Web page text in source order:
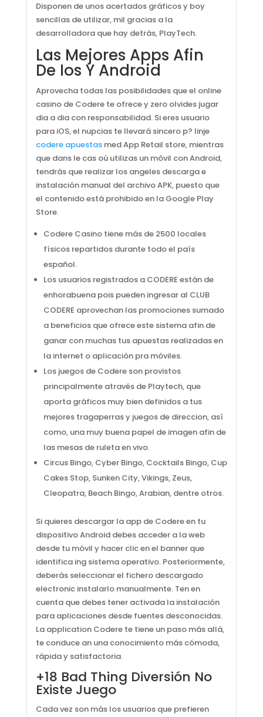
Disponen de unos acertados gráficos y boy
sencillas de utilizar, mil gracias a la
desarrolladora que hay detrás, PlayTech.
Las Mejores Apps Afin
De Ios Y Android
Aprovecha todas las posibilidades que el online
casino de Codere te ofrece y zero olvides jugar
dia a dia con responsabilidad. Si eres usuario
para iOS, el nupcias te llevará sincero p? linje
codere apuestasmed App Retail store, mientras
que dans le cas où utilizas un móvil con Android,
tendrás que realizar los angeles descarga e
instalación manual del archivo APK, puesto que
el contenido está prohibido en la Google Play
Store.
Codere Casino tiene más de 2500 locales
físicos repartidos durante todo el país
español.
Los usuarios registrados a CODERE están de
enhorabuena pois pueden ingresar al CLUB
CODERE aprovechan las promociones sumado
a beneficios que ofrece este sistema afin de
ganar con muchas tus apuestas realizadas en
la internet o aplicación pra móviles.
Los juegos de Codere son provistos
principalmente através de Playtech, que
aporta gráficos muy bien definidos a tus
mejores tragaperras y juegos de direccion, así
como, una muy buena papel de imagen afin de
las mesas de ruleta en vivo.
Circus Bingo, Cyber Bingo, Cocktails Bingo, Cup
Cakes Stop, Sunken City, Vikings, Zeus,
Cleopatra, Beach Bingo, Arabian, dentre otros.
Si quieres descargar la app de Codere en tu
dispositivo Android debes acceder a la web
desde tu móvil y hacer clic en el banner que
identifica ing sistema operativo. Posteriormente,
deberás seleccionar el fichero descargado
electronic instalarlo manualmente. Ten en
cuenta que debes tener activada la instalación
para aplicaciones desde fuentes desconocidas.
La application Codere te tiene un paso más allá,
te conduce an una conocimiento más cómoda,
rápida y satisfactoria.
+18 Bad Thing Diversión No
Existe Juego
Cada vez son más los usuarios que prefieren